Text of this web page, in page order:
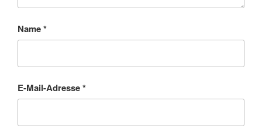
Name*
E-Mail-Adresse*